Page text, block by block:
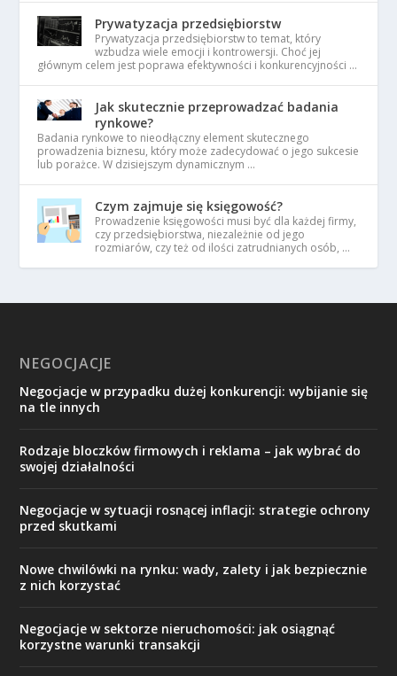
Prywatyzacja przedsiębiorstw
Prywatyzacja przedsiębiorstw to temat, który
wzbudza wiele emocji i kontrowersji. Choć jej
głównym celem jest poprawa efektywności i konkurencyjności …
Jak skutecznie przeprowadzać badania
rynkowe?
Badania rynkowe to nieodłączny element skutecznego
prowadzenia biznesu, który może zadecydować o jego sukcesie
lub porażce. W dzisiejszym dynamicznym …
Czym zajmuje się księgowość?
Prowadzenie księgowości musi być dla każdej firmy,
czy przedsiębiorstwa, niezależnie od jego
rozmiarów, czy też od ilości zatrudnianych osób, …
NEGOCJACJE
Negocjacje w przypadku dużej konkurencji: wybijanie się
na tle innych
Rodzaje bloczków firmowych i reklama – jak wybrać do
swojej działalności
Negocjacje w sytuacji rosnącej inflacji: strategie ochrony
przed skutkami
Nowe chwilówki na rynku: wady, zalety i jak bezpiecznie
z nich korzystać
Negocjacje w sektorze nieruchomości: jak osiągnąć
korzystne warunki transakcji